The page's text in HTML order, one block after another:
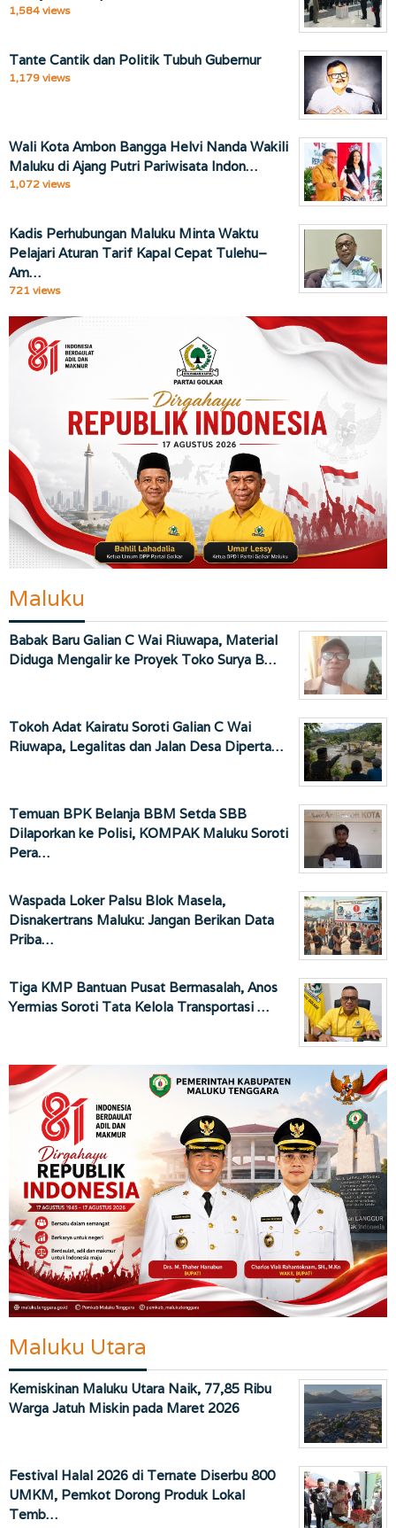
1,584 views
Tante Cantik dan Politik Tubuh Gubernur
1,179 views
Wali Kota Ambon Bangga Helvi Nanda Wakili
Maluku di Ajang Putri Pariwisata Indon…
1,072 views
Kadis Perhubungan Maluku Minta Waktu
Pelajari Aturan Tarif Kapal Cepat Tulehu–
Am…
721 views
Maluku
Babak Baru Galian C Wai Riuwapa, Material
Diduga Mengalir ke Proyek Toko Surya B…
Tokoh Adat Kairatu Soroti Galian C Wai
Riuwapa, Legalitas dan Jalan Desa Diperta…
Temuan BPK Belanja BBM Setda SBB
Dilaporkan ke Polisi, KOMPAK Maluku Soroti
Pera…
Waspada Loker Palsu Blok Masela,
Disnakertrans Maluku: Jangan Berikan Data
Priba…
Tiga KMP Bantuan Pusat Bermasalah, Anos
Yermias Soroti Tata Kelola Transportasi …
Maluku Utara
Kemiskinan Maluku Utara Naik, 77,85 Ribu
Warga Jatuh Miskin pada Maret 2026
Festival Halal 2026 di Ternate Diserbu 800
UMKM, Pemkot Dorong Produk Lokal
Temb…